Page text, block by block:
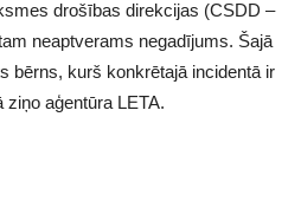
drošības direkcijas (CSDD –
neaptverams negadījums. Šajā
bērns, kurš konkrētajā incidentā ir
ziņo aģentūra LETA.